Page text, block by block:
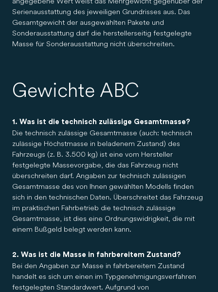
Serienausstattung des jeweiligen Grundrisses aus. Das
Gesamtgewicht der ausgewählten Pakete und
Sonderausstattung darf die herstellerseitig festgelegte
Masse für Sonderausstattung nicht überschreiten.
Gewichte ABC
1. Was ist die technisch zulässige Gesamtmasse?
Die technisch zulässige Gesamtmasse (auch: technisch
zulässige Höchstmasse in beladenem Zustand) des
Fahrzeugs (z. B. 3.500 kg) ist eine vom Hersteller
festgelegte Massevorgabe, die das Fahrzeug nicht
überschreiten darf. Angaben zur technisch zulässigen
Gesamtmasse des von Ihnen gewählten Modells finden
sich in den technischen Daten. Überschreitet das Fahrzeug
im praktischen Fahrbetrieb die technisch zulässige
Gesamtmasse, ist dies eine Ordnungswidrigkeit, die mit
einem Bußgeld belegt werden kann.
2. Was ist die Masse in fahrbereitem Zustand?
Bei den Angaben zur Masse in fahrbereitem Zustand
handelt es sich um einen im Typgenehmigungsverfahren
festgelegten Standardwert. Aufgrund von